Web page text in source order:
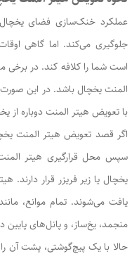
عملکرد خنک‌سازی فضای
جلوگیری می‌کند. اما گاهی
است شما را کلافه کند. در
المنت یخچال باشد. در این
با تعویض هیتر المنت دوباره از
اگر قصد تعویض هیتر المنت
سپس محل قرارگیری هیتر
یخچال یا زیر فریزر قرار دارند.
یافت می‌شوند. تمام موانع،
منجمد، یخ‌ساز، و پانل‌های پایین
حالا با یک پیچ‌گوشتی، پشت آن